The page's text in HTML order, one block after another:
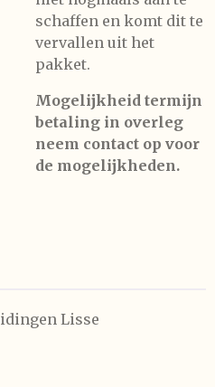
schaffen en komt dit te
vervallen uit het
pakket.
Mogelijkheid termijn
betaling in overleg
neem contact op voor
de mogelijkheden.
Lisse